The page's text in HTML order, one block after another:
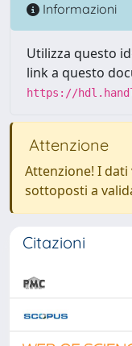
Informazioni
Utilizza questo
link a questo
https://
Attenzione
Attenzione! I
sottoposti a
Citazioni